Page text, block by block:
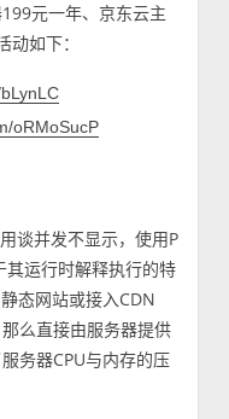
元一年、京东云主
如下：
oRMoSucP
谈并发不显示，使用P
其运行时解释执行的特
态网站或接入CDN
么直接由服务器提供
务器CPU与内存的压